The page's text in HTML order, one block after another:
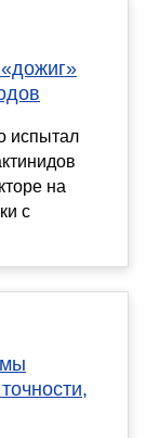
испытал
на
с